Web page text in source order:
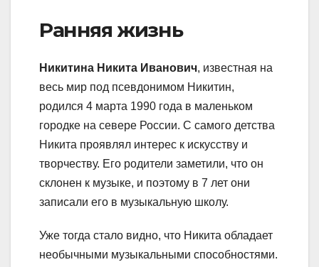
Ранняя жизнь
Никитина Никита Иванович, известная на
весь мир под псевдонимом Никитин,
родился 4 марта 1990 года в маленьком
городке на севере России. С самого детства
Никита проявлял интерес к искусству и
творчеству. Его родители заметили, что он
склонен к музыке, и поэтому в 7 лет они
записали его в музыкальную школу.
Уже тогда стало видно, что Никита обладает
необычными музыкальными способностями.